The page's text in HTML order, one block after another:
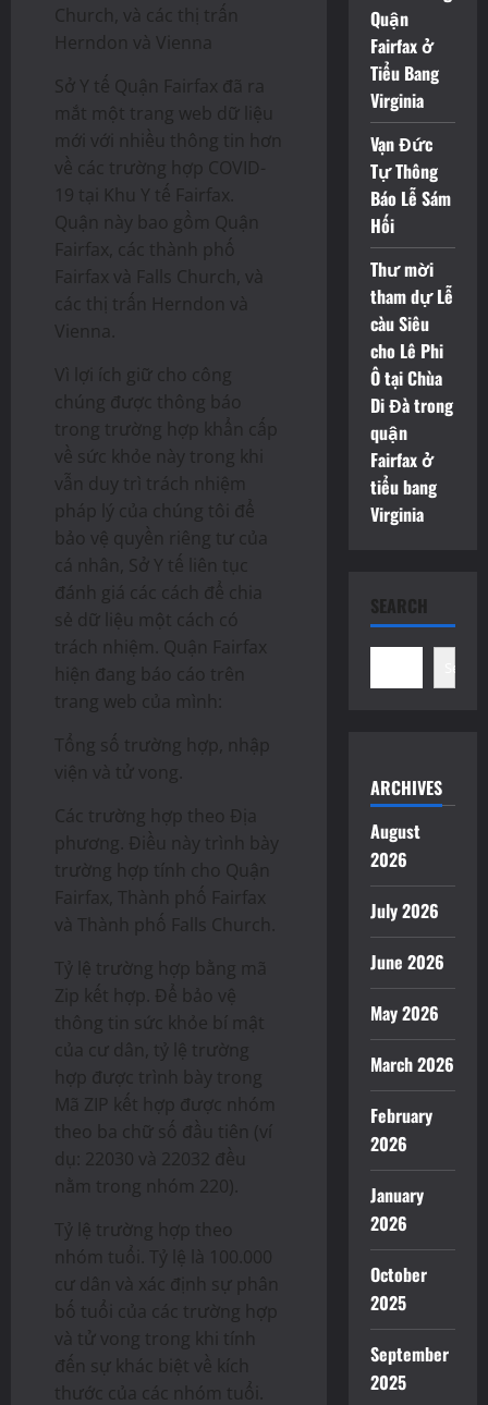
Church, và các thị trấn
Herndon và Vienna
Sở Y tế Quận Fairfax đã ra
mắt một trang web dữ liệu
mới với nhiều thông tin hơn
về các trường hợp COVID-
19 tại Khu Y tế Fairfax.
Quận này bao gồm Quận
Fairfax, các thành phố
Fairfax và Falls Church, và
các thị trấn Herndon và
Vienna.
Vì lợi ích giữ cho công
chúng được thông báo
trong trường hợp khẩn cấp
về sức khỏe này trong khi
vẫn duy trì trách nhiệm
pháp lý của chúng tôi để
bảo vệ quyền riêng tư của
cá nhân, Sở Y tế liên tục
đánh giá các cách để chia
sẻ dữ liệu một cách có
trách nhiệm. Quận Fairfax
hiện đang báo cáo trên
trang web của mình:
Tổng số trường hợp, nhập
viện và tử vong.
Các trường hợp theo Địa
phương. Điều này trình bày
trường hợp tính cho Quận
Fairfax, Thành phố Fairfax
và Thành phố Falls Church.
Tỷ lệ trường hợp bằng mã
Zip kết hợp. Để bảo vệ
thông tin sức khỏe bí mật
của cư dân, tỷ lệ trường
hợp được trình bày trong
Mã ZIP kết hợp được nhóm
theo ba chữ số đầu tiên (ví
dụ: 22030 và 22032 đều
nằm trong nhóm 220).
Tỷ lệ trường hợp theo
nhóm tuổi. Tỷ lệ là 100.000
cư dân và xác định sự phân
bố tuổi của các trường hợp
và tử vong trong khi tính
đến sự khác biệt về kích
thước của các nhóm tuổi.
Quận
Fairfax ở
Tiểu Bang
Virginia
Vạn Đức
Tự Thông
Báo Lễ Sám
Hối
Thư mời
tham dự Lễ
càu Siêu
cho Lê Phi
Ô tại Chùa
Di Đà trong
quận
Fairfax ở
tiểu bang
Virginia
SEARCH
Search
ARCHIVES
August
2026
July 2026
June 2026
May 2026
March 2026
February
2026
January
2026
October
2025
September
2025